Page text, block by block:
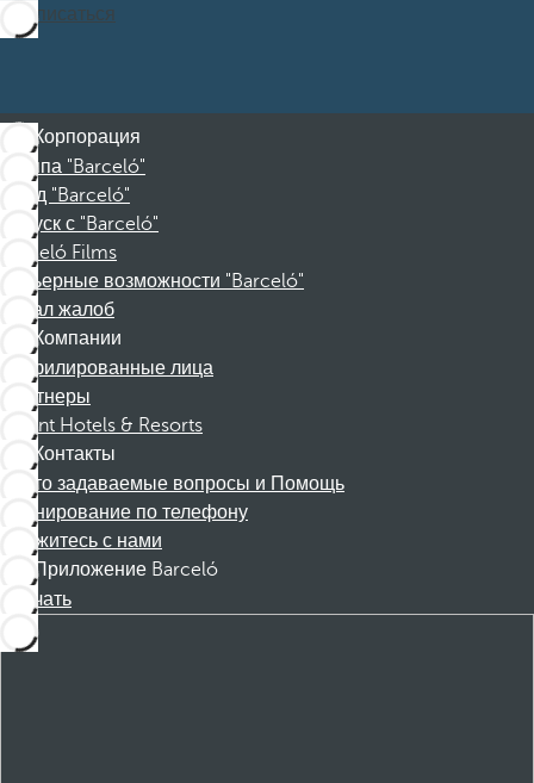
Подписаться
Корпорация
Группа "Barceló"
Фонд "Barceló"
Отпуск с "Barceló"
Barceló Films
Карьерные возможности "Barceló"
Канал жалоб
Компании
Аффилированные лица
Партнеры
Dorint Hotels & Resorts
Контакты
Часто задаваемые вопросы и Помощь
Бронирование по телефону
Свяжитесь с нами
Приложение Barceló
Скачать